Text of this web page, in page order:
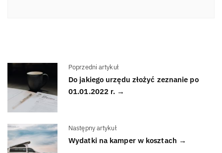
Poprzedni artykuł
Do jakiego urzędu złożyć zeznanie po
01.01.2022 r. →
Następny artykuł
Wydatki na kamper w kosztach →